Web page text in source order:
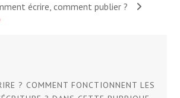
écrire, comment publier ?
? COMMENT FONC­TIONNENT LES